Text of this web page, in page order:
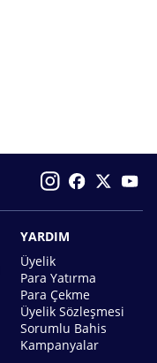
YARDIM
Üyelik
Para Yatırma
Para Çekme
Üyelik Sözleşmesi
Sorumlu Bahis
Kampanyalar